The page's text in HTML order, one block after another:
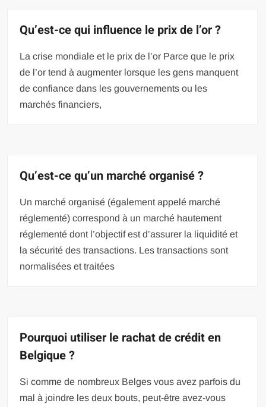
Qu’est-ce qui influence le prix de l’or ?
La crise mondiale et le prix de l’or Parce que le prix
de l’or tend à augmenter lorsque les gens manquent
de confiance dans les gouvernements ou les
marchés financiers,
Qu’est-ce qu’un marché organisé ?
Un marché organisé (également appelé marché
réglementé) correspond à un marché hautement
réglementé dont l’objectif est d’assurer la liquidité et
la sécurité des transactions. Les transactions sont
normalisées et traitées
Pourquoi utiliser le rachat de crédit en
Belgique ?
Si comme de nombreux Belges vous avez parfois du
mal à joindre les deux bouts, peut-être avez-vous